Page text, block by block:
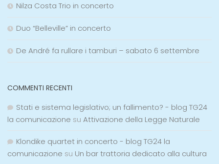
Nilza Costa Trio in concerto
Duo “Belleville” in concerto
De André fa rullare i tamburi – sabato 6 settembre
COMMENTI RECENTI
Stati e sistema legislativo; un fallimento? - blog TG24
la comunicazione su Attivazione della Legge Naturale
Klondike quartet in concerto - blog TG24 la
comunicazione su Un bar trattoria dedicato alla cultura